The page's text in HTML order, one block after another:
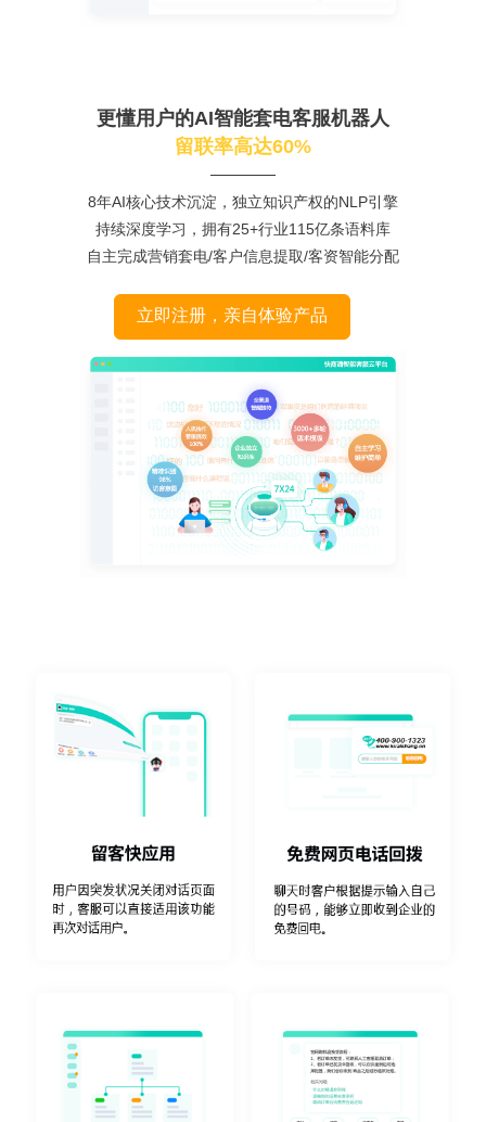
更懂用户的AI智能套电客服机器人
留联率高达60%
8年AI核心技术沉淀，独立知识产权的NLP引擎
持续深度学习，拥有25+行业115亿条语料库
自主完成营销套电/客户信息提取/客资智能分配
立即注册，亲自体验产品